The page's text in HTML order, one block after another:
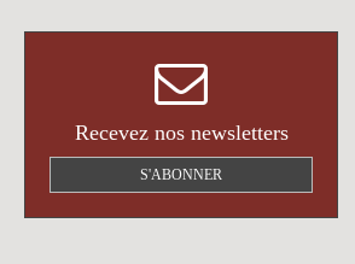
Recevez nos newsletters
S'ABONNER